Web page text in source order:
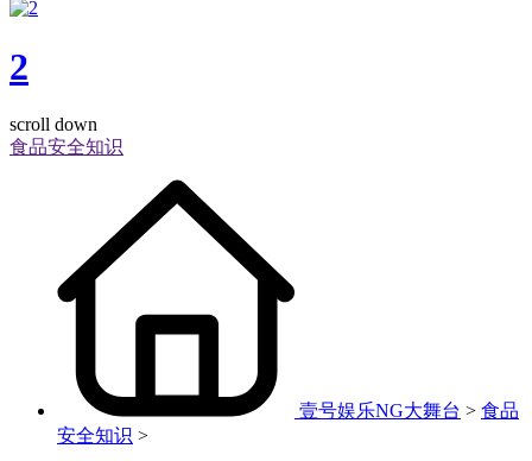
2
scroll down
食品安全知识
壹号娱乐NG大舞台 > 食品
安全知识 >